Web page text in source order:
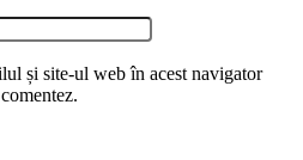
și site-ul web în acest navigator